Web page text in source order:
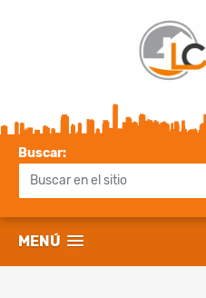
Buscar:
MENÚ